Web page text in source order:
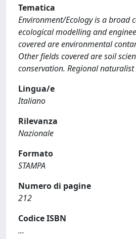
Tematica
Environment/Ecology is a broad
ecological modelling and
covered are environmental
Other fields covered are soil
conservation. Regional
Lingua/e
Italiano
Rilevanza
Nazionale
Formato
STAMPA
Numero di pagine
212
Codice ISBN
...